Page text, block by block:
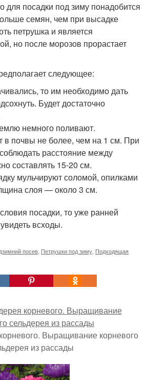
для посадки под зиму понадобится
семян, чем при высадке
петрушка и является
но после морозов прорастает
следующее:
то им необходимо дать
Будет достаточно
немного поливают.
в почвы не более, чем на 1 см. При
расстояние между
составлять 15-20 см.
мульчируют соломой, опилками
слоя — около 3 см.
посадки, то уже ранней
всходы.
посев, Петрушки под зиму, Подходящая
Выращивание корневого
из рассады